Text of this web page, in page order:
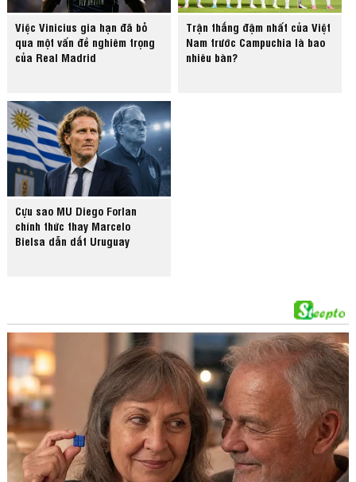
Việc Vinicius gia hạn đã bỏ
qua một vấn đề nghiêm trọng
của Real Madrid
Trận thắng đậm nhất của Việt
Nam trước Campuchia là bao
nhiêu bàn?
Cựu sao MU Diego Forlan
chính thức thay Marcelo
Bielsa dẫn dắt Uruguay